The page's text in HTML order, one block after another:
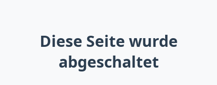
Diese Seite wurde
abgeschaltet